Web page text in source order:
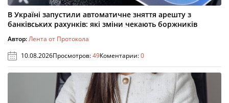
В Україні запустили автоматичне зняття арешту з
банківських рахунків: які зміни чекають боржників
Автор:Лента от Протокола
10.08.2026Просмотров:49Коментарии:0